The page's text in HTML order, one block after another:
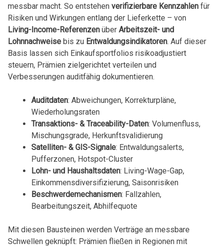
messbar macht. So entstehen verifizierbare Kennzahlenfür
Risiken und Wirkungen entlang der Lieferkette – von
Living-Income-Referenzenüber Arbeitszeit- und
Lohnnachweisebis zu Entwaldungsindikatoren. Auf dieser
Basis lassen sich Einkaufsportfolios risikoadjustiert
steuern, Prämien zielgerichtet verteilen und
Verbesserungen auditfähig dokumentieren.
Auditdaten: Abweichungen, Korrekturpläne,
Wiederholungsraten
Transaktions- & Traceability-Daten: Volumenfluss,
Mischungsgrade, Herkunftsvalidierung
Satelliten- & GIS-Signale: Entwaldungsalerts,
Pufferzonen, Hotspot-Cluster
Lohn- und Haushaltsdaten: Living-Wage-Gap,
Einkommensdiversifizierung, Saisonrisiken
Beschwerdemechanismen: Fallzahlen,
Bearbeitungszeit, Abhilfequote
Mit diesen Bausteinen werden Verträge an messbare
Schwellen geknüpft: Prämien fließen in Regionen mit